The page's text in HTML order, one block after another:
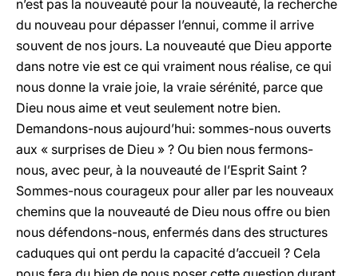
n’est pas la nouveauté pour la nouveauté, la recherche
du nouveau pour dépasser l’ennui, comme il arrive
souvent de nos jours. La nouveauté que Dieu apporte
dans notre vie est ce qui vraiment nous réalise, ce qui
nous donne la vraie joie, la vraie sérénité, parce que
Dieu nous aime et veut seulement notre bien.
Demandons-nous aujourd’hui: sommes-nous ouverts
aux « surprises de Dieu » ? Ou bien nous fermons-
nous, avec peur, à la nouveauté de l’Esprit Saint ?
Sommes-nous courageux pour aller par les nouveaux
chemins que la nouveauté de Dieu nous offre ou bien
nous défendons-nous, enfermés dans des structures
caduques qui ont perdu la capacité d’accueil ? Cela